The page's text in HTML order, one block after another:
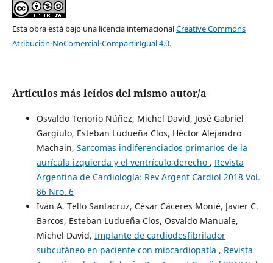
Esta obra está bajo una licencia internacionalCreative Commons
Atribución-NoComercial-CompartirIgual 4.0.
Artículos más leídos del mismo autor/a
Osvaldo Tenorio Núñez, Michel David, José Gabriel
Gargiulo, Esteban Ludueña Clos, Héctor Alejandro
Machain, Sarcomas indiferenciados primarios de la
aurícula izquierda y el ventrículo derecho , Revista
Argentina de Cardiología: Rev Argent Cardiol 2018 Vol.
86 Nro. 6
Iván A. Tello Santacruz, César Cáceres Monié, Javier C.
Barcos, Esteban Ludueña Clos, Osvaldo Manuale,
Michel David, Implante de cardiodesfibrilador
subcutáneo en paciente con miocardiopatía , Revista